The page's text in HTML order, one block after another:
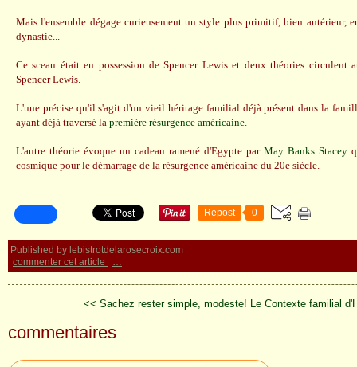
Mais l'ensemble dégage curieusement un style plus primitif, bien antérieur,
dynastie...
Ce sceau était en possession de Spencer Lewis et deux théories circulent
Spencer Lewis.
L'une précise qu'il s'agit d'un vieil héritage familial déjà présent dans la
ayant déjà traversé la première résurgence américaine.
L'autre théorie évoque un cadeau ramené d'Egypte par May Banks Stacey
cosmique pour le démarrage de la résurgence américaine du 20e siècle.
Repost 0
Published by lebistrotdelarosecroix.com
commenter cet article
…
<< Sachez rester simple, modeste! Le Contexte familial
commentaires